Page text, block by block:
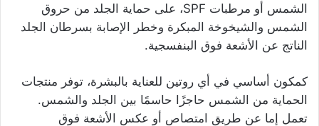
الشمس أو مرطبات SPF، على حماية الجلد من حروق
الشمس والشيخوخة المبكرة وخطر الإصابة بسرطان الجلد
الناتج عن الأشعة فوق البنفسجية.
كمكون أساسي في أي روتين للعناية بالبشرة، توفر منتجات
الحماية من الشمس حاجزًا حاسمًا بين الجلد والشمس.
تعمل إما عن طريق امتصاص أو عكس الأشعة فوق